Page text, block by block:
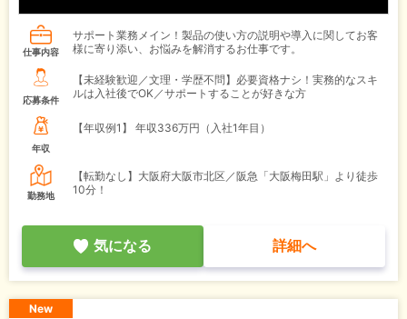
仕事内容
サポート業務メイン！製品の使い方の説明や導入に関してお客
様に寄り添い、お悩みを解消するお仕事です。
応募条件
【未経験歓迎／文理・学歴不問】必要資格ナシ！実務的なスキ
ルは入社後でOK／サポートすることが好きな方
年収
【年収例1】 年収336万円（入社1年目）
勤務地
【転勤なし】大阪府大阪市北区／阪急「大阪梅田駅」より徒歩
10分！
気になる 詳細へ
New